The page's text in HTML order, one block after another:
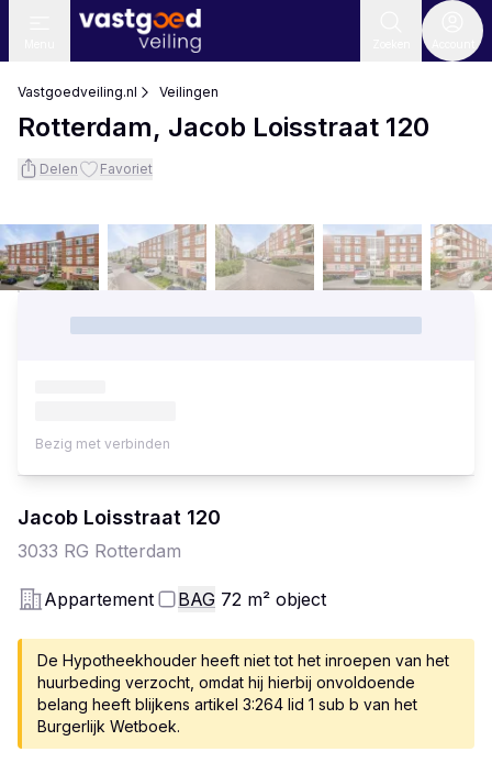
Vastgoedveiling.nl Veilingen
Rotterdam, Jacob Loisstraat 120
Delen Favoriet
Jacob Loisstraat 120
3033 RG Rotterdam
Appartement BAG 72 m² object
De Hypotheekhouder heeft niet tot het inroepen van het
huurbeding verzocht, omdat hij hierbij onvoldoende
belang heeft blijkens artikel 3:264 lid 1 sub b van het
Burgerlijk Wetboek.
Bezig met verbinden